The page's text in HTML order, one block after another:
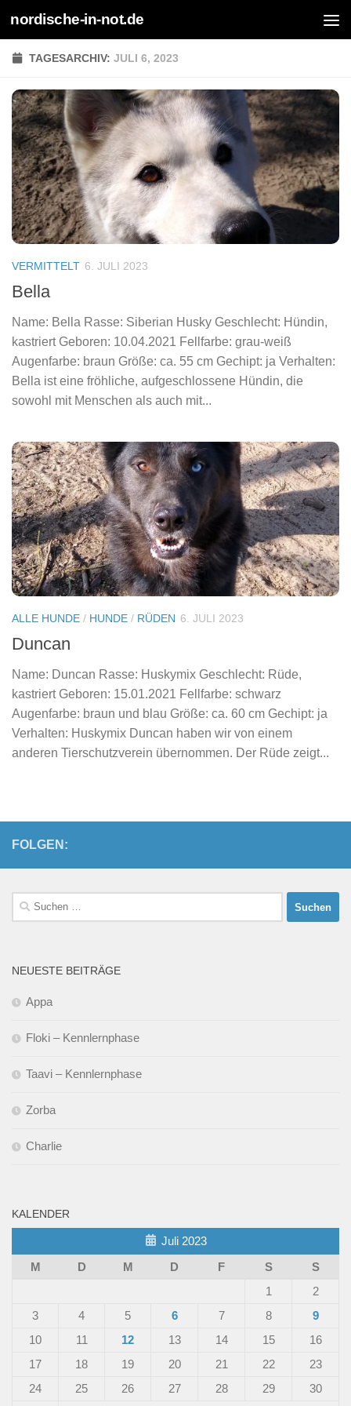
Zum Inhalt springen
nordische-in-not.de
TAGESARCHIV: JULI 6, 2023
VERMITTELT 6. JULI 2023
Bella
Name: Bella Rasse: Siberian Husky Geschlecht: Hündin,
kastriert Geboren: 10.04.2021 Fellfarbe: grau-weiß
Augenfarbe: braun Größe: ca. 55 cm Gechipt: ja Verhalten:
Bella ist eine fröhliche, aufgeschlossene Hündin, die
sowohl mit Menschen als auch mit...
ALLE HUNDE / HUNDE / RÜDEN 6. JULI 2023
Duncan
Name: Duncan Rasse: Huskymix Geschlecht: Rüde,
kastriert Geboren: 15.01.2021 Fellfarbe: schwarz
Augenfarbe: braun und blau Größe: ca. 60 cm Gechipt: ja
Verhalten: Huskymix Duncan haben wir von einem
anderen Tierschutzverein übernommen. Der Rüde zeigt...
FOLGEN:
Suchen
nach:
NEUESTE BEITRÄGE
Appa
Floki – Kennlernphase
Taavi – Kennlernphase
Zorba
Charlie
KALENDER
Juli 2023
M
D M D F S
S
1
2
3
4 5 6 7 8
9
10
11 12 13 14 15
16
17
18 19 20 21 22
23
24
25 26 27 28 29 30